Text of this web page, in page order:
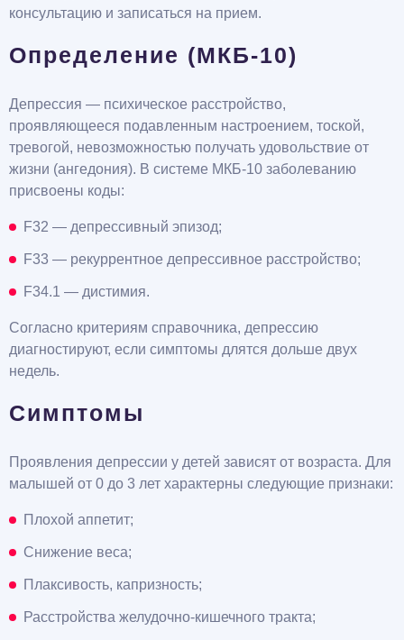
консультацию и записаться на прием.
Определение (МКБ-10)
Депрессия — психическое расстройство,
проявляющееся подавленным настроением, тоской,
тревогой, невозможностью получать удовольствие от
жизни (ангедония). В системе МКБ-10 заболеванию
присвоены коды:
F32 — депрессивный эпизод;
F33 — рекуррентное депрессивное расстройство;
F34.1 — дистимия.
Согласно критериям справочника, депрессию
диагностируют, если симптомы длятся дольше двух
недель.
Симптомы
Проявления депрессии у детей зависят от возраста. Для
малышей от 0 до 3 лет характерны следующие признаки:
Плохой аппетит;
Снижение веса;
Плаксивость, капризность;
Расстройства желудочно-кишечного тракта;